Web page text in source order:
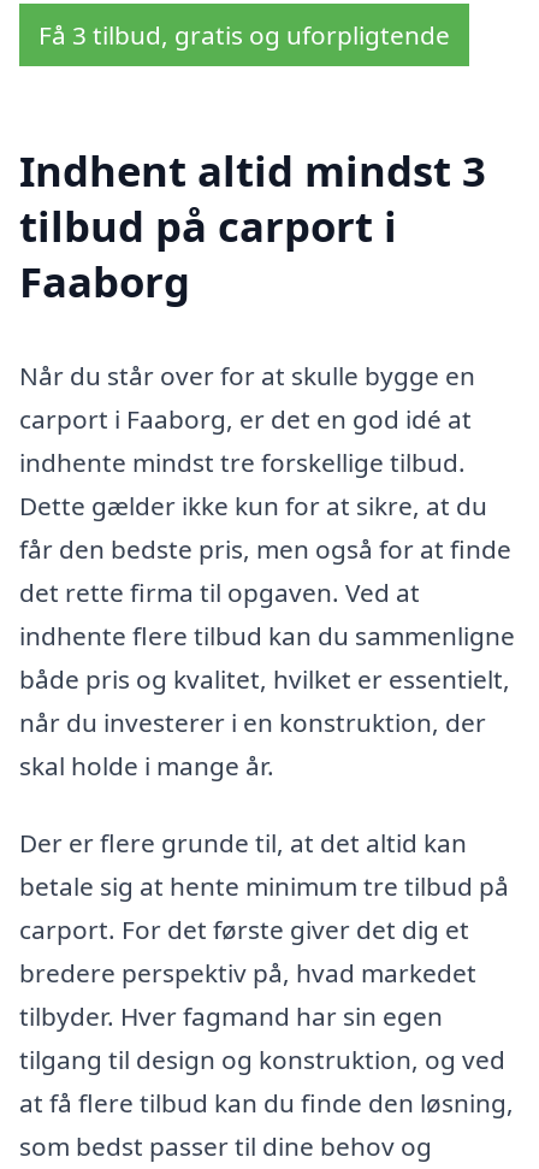
Få 3 tilbud, gratis og uforpligtende
Indhent altid mindst 3
tilbud på carport i
Faaborg
Når du står over for at skulle bygge en
carport i Faaborg, er det en god idé at
indhente mindst tre forskellige tilbud.
Dette gælder ikke kun for at sikre, at du
får den bedste pris, men også for at finde
det rette firma til opgaven. Ved at
indhente flere tilbud kan du sammenligne
både pris og kvalitet, hvilket er essentielt,
når du investerer i en konstruktion, der
skal holde i mange år.
Der er flere grunde til, at det altid kan
betale sig at hente minimum tre tilbud på
carport. For det første giver det dig et
bredere perspektiv på, hvad markedet
tilbyder. Hver fagmand har sin egen
tilgang til design og konstruktion, og ved
at få flere tilbud kan du finde den løsning,
som bedst passer til dine behov og